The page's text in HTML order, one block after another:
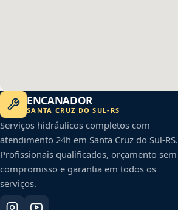
ENCANADOR
SANTA CRUZ DO SUL- RS
Serviços hidráulicos completos com
atendimento 24h em Santa Cruz do Sul-RS.
Profissionais qualificados, orçamento sem
compromisso e garantia em todos os
serviços.